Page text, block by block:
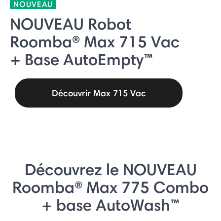
NOUVEAU
NOUVEAU Robot
Roomba® Max 715 Vac
+ Base AutoEmpty™
Découvrir Max 715 Vac
Découvrez le NOUVEAU
Roomba® Max 775 Combo
+ base AutoWash™